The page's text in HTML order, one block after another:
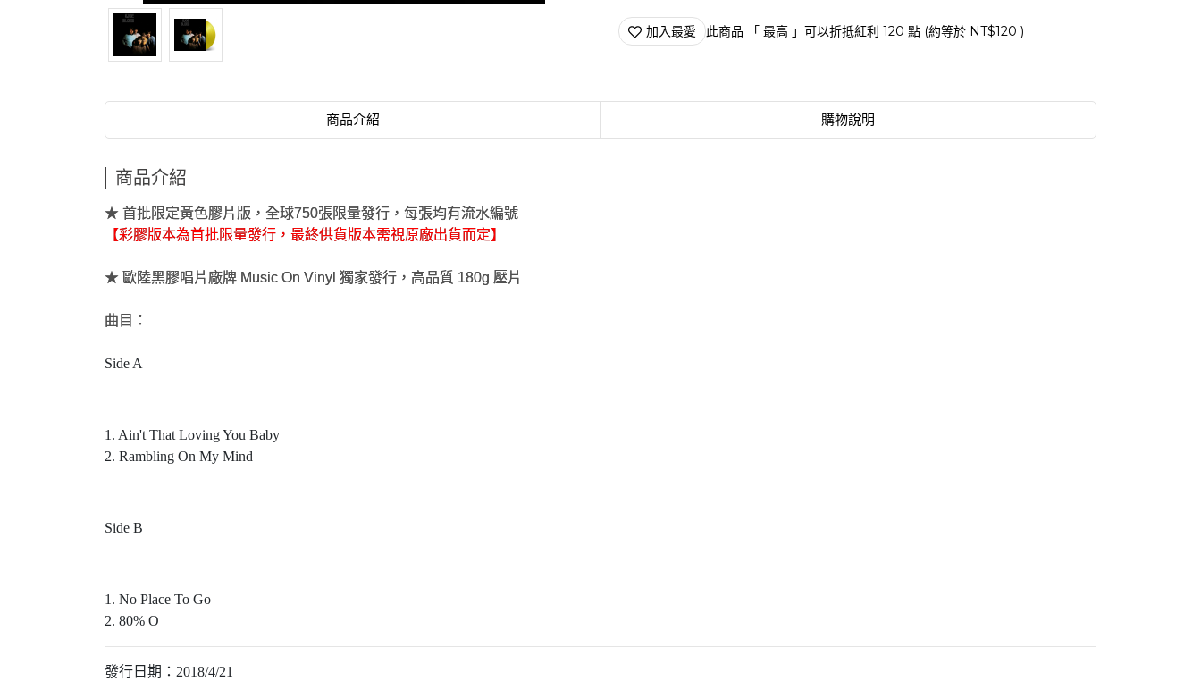
加入最愛 此商品 「 最高 」可以折抵紅利 120 點 (約等於 NT$120 )
商品介紹 購物說明
商品介紹
★ 首批限定黃色膠片版，全球750張限量發行，每張均有流水編號
【彩膠版本為首批限量發行，最終供貨版本需視原廠出貨而定】
★ 歐陸黑膠唱片廠牌 Music On Vinyl 獨家發行，高品質 180g 壓片
曲目：
Side A
1. Ain't That Loving You Baby
2. Rambling On My Mind
Side B
1. No Place To Go
2. 80% O
發行日期：2018/4/21